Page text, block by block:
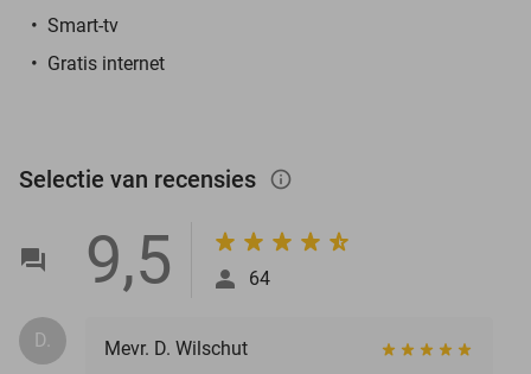
Smart-tv
Gratis internet
Selectie van recensies info_outlined
9,5 64
D. Mevr. D. Wilschut